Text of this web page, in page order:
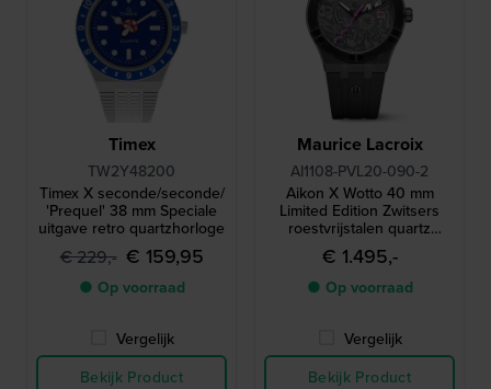
Timex
TW2Y48200
Timex X seconde/seconde/
'Prequel' 38 mm Speciale
uitgave retro quartzhorloge
€ 229,- € 159,95
● Op voorraad
Vergelijk
Bekijk Product
Maurice Lacroix
AI1108-PVL20-090-2
Aikon X Wotto 40 mm
Limited Edition Zwitsers
roestvrijstalen quartz
horloge met unieke
wijzerplaat
€ 1.495,-
● Op voorraad
Vergelijk
Bekijk Product